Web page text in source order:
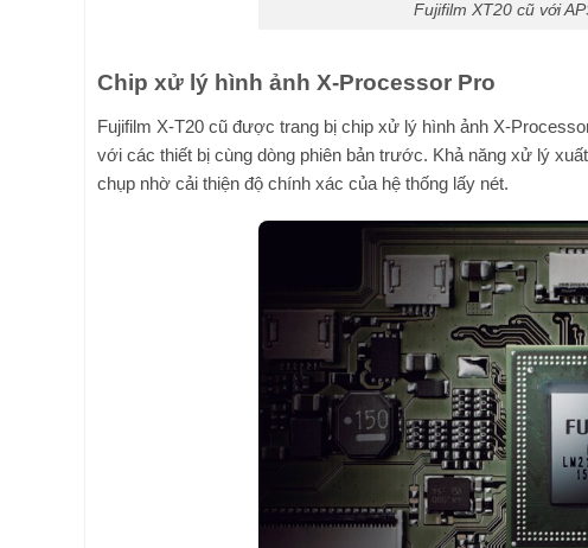
Fujifilm XT20 cũ với
Chip xử lý hình ảnh X-Processor Pro
Fujifilm X-T20 cũ được trang bị chip xử lý hình ảnh X-
với các thiết bị cùng dòng phiên bản trước. Khả năng xử lý
chụp nhờ cải thiện độ chính xác của hệ thống lấy nét.